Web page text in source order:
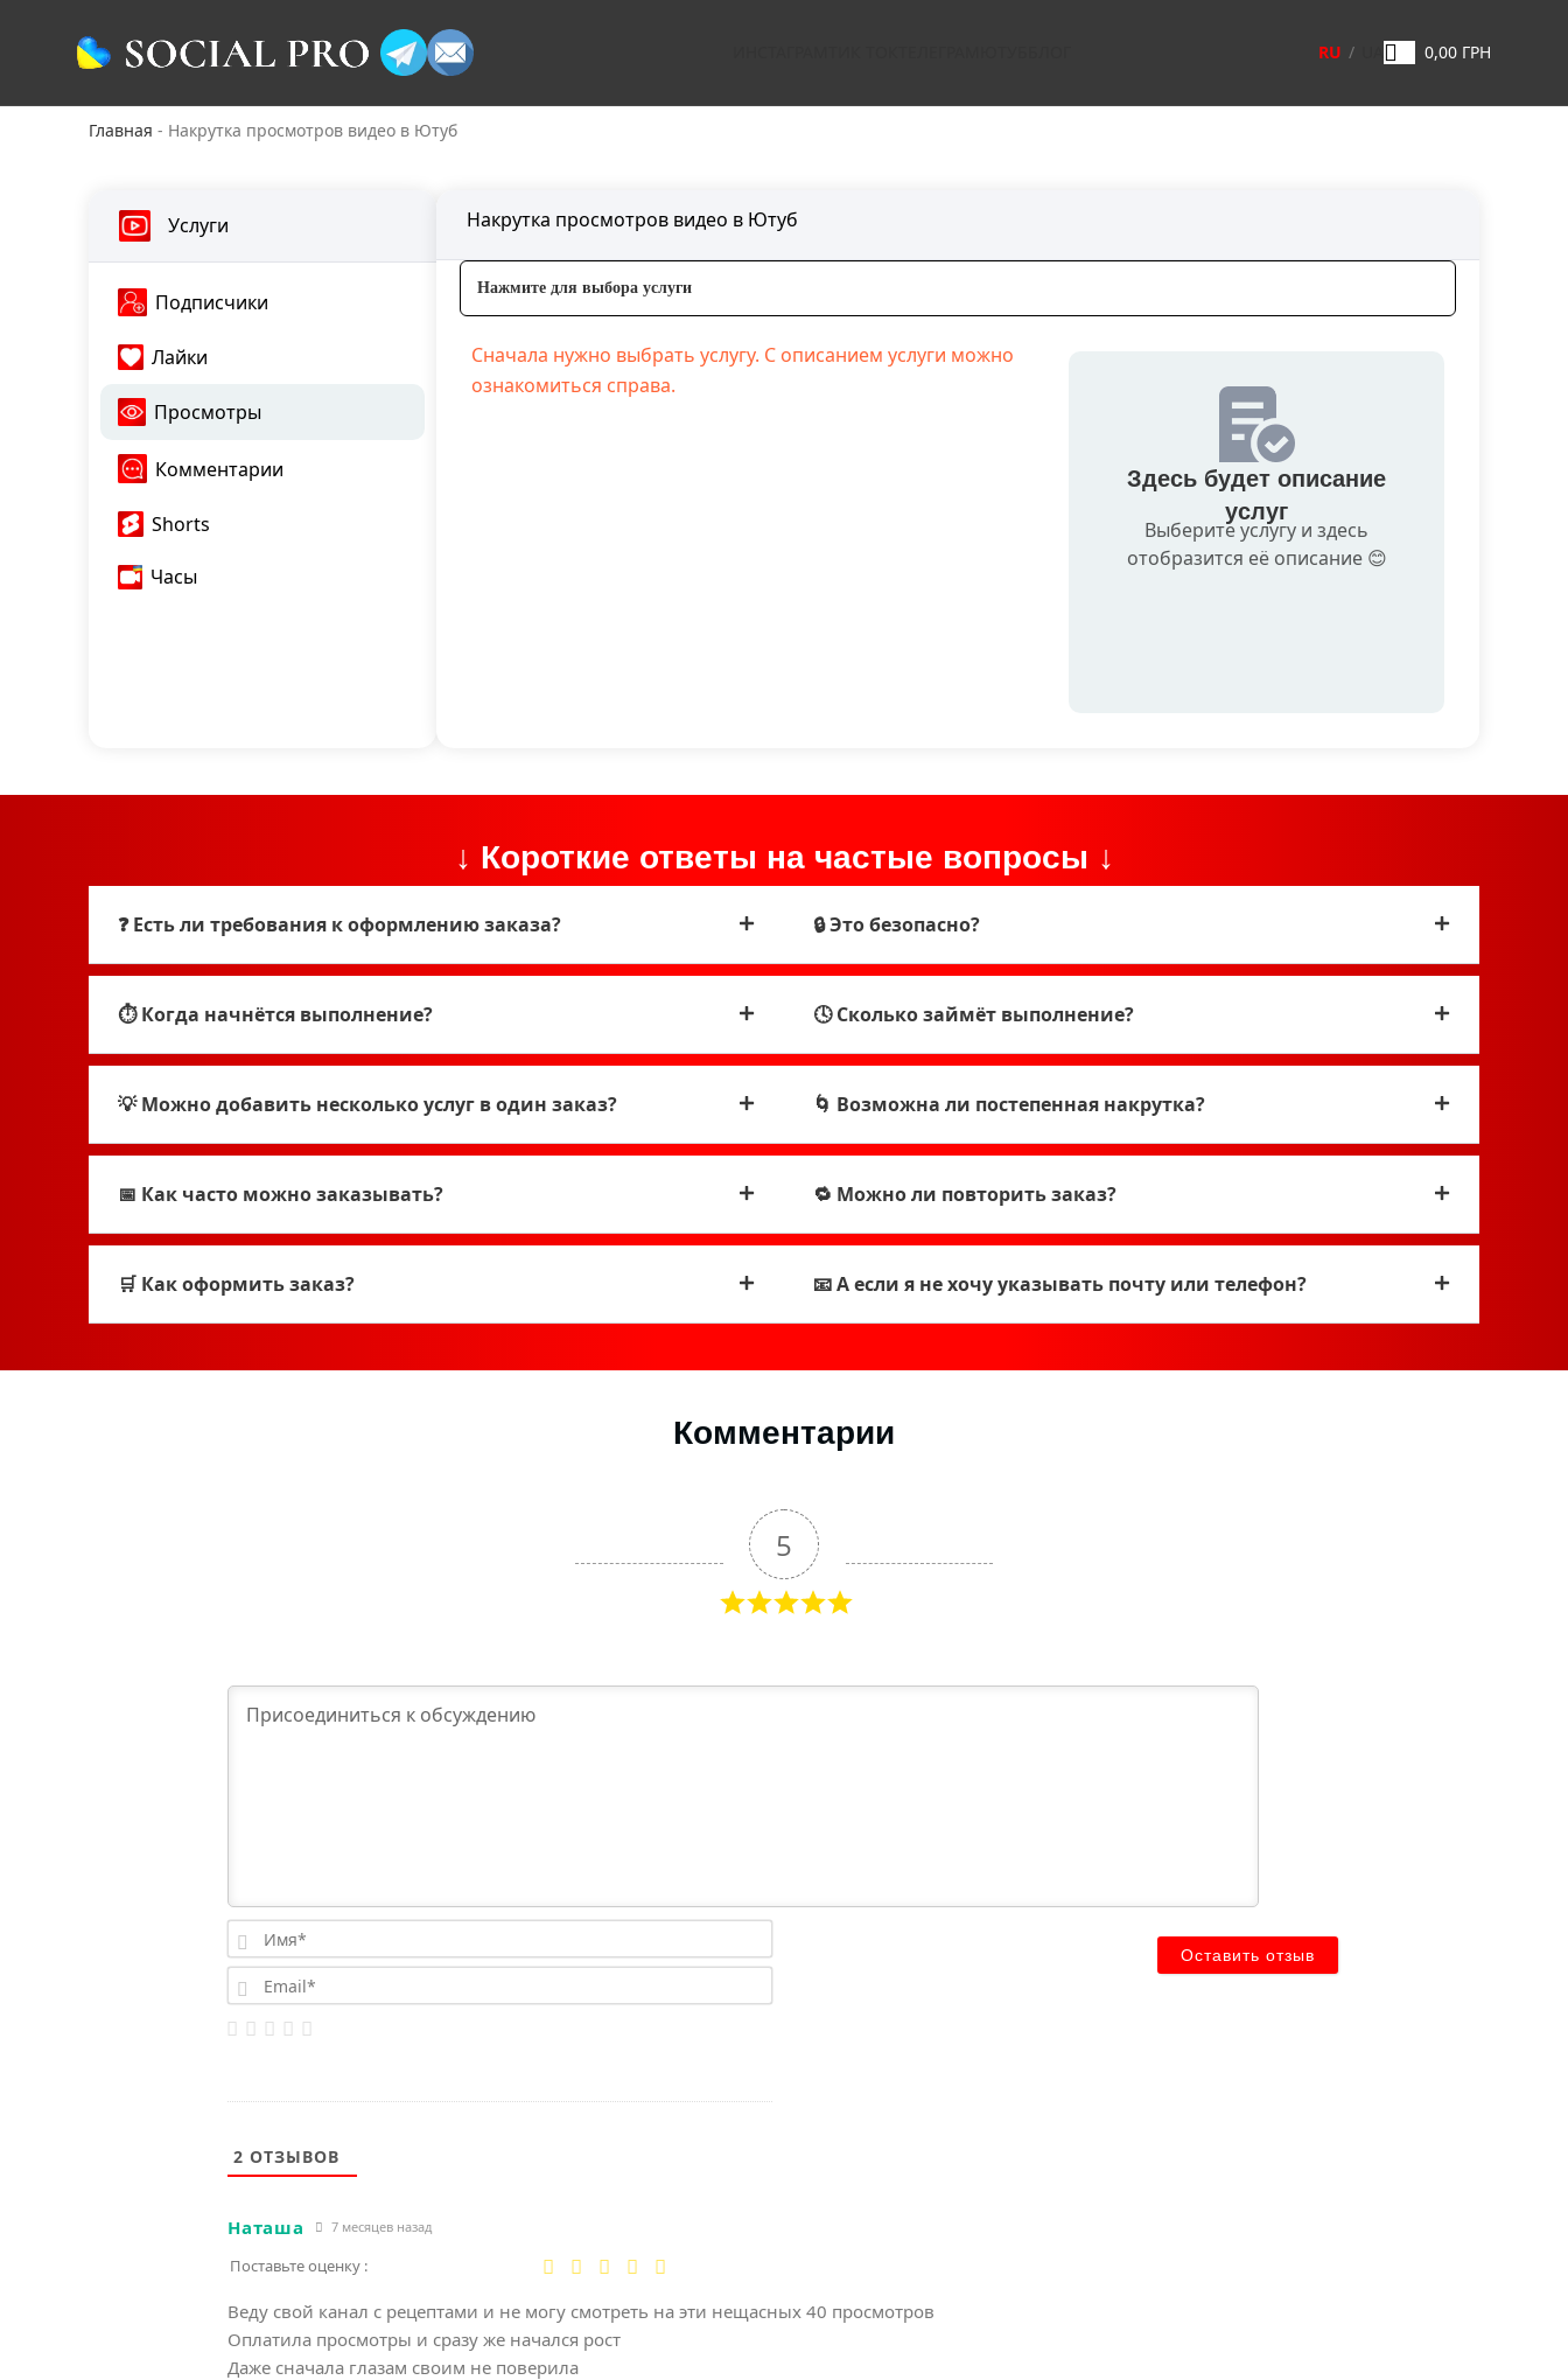
RU 0,00 ГРН
Главная - Накрутка просмотров видео в Ютуб
Услуги
Подписчики
Лайки
Просмотры
Комментарии
Shorts
Часы
Накрутка просмотров видео в Ютуб
Нажмите для выбора услуги
Сначала нужно выбрать услугу. С описанием услуги можно
ознакомиться справа.
Здесь будет описание
услуг
Выберите услугу и здесь
отобразится её описание 😊
↓ Короткие ответы на частые вопросы ↓
❓ Есть ли требования к оформлению заказа?
⏱ Когда начнётся выполнение?
💡 Можно добавить несколько услуг в один заказ?
📅 Как часто можно заказывать?
🛒 Как оформить заказ?
🔒 Это безопасно?
🕓 Сколько займёт выполнение?
🌀 Возможна ли постепенная накрутка?
🔁 Можно ли повторить заказ?
📧 А если я не хочу указывать почту или телефон?
Комментарии
5
Имя*
2 ОТЗЫВОВ
Наташа 7 месяцев назад
Поставьте оценку :
Веду свой канал с рецептами и не могу смотреть на эти нещасных 40 просмотров
Оплатила просмотры и сразу же начался рост
Даже сначала глазам своим не поверила